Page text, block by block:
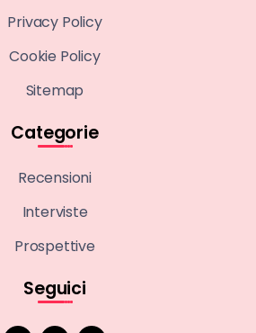
Privacy Policy
Cookie Policy
Sitemap
Categorie
Recensioni
Interviste
Prospettive
Seguici